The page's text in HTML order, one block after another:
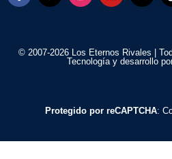
© 2007-2026 Los Eternos Rivales |
Tecnología y desarrollo
Protegido por reCAPTCHA: